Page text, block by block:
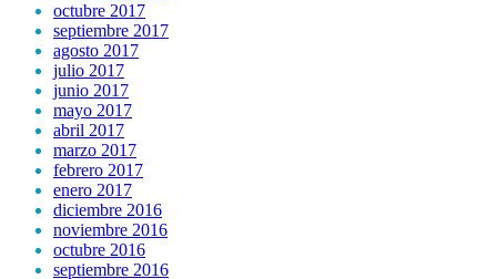
octubre 2017
septiembre 2017
agosto 2017
julio 2017
junio 2017
mayo 2017
abril 2017
marzo 2017
febrero 2017
enero 2017
diciembre 2016
noviembre 2016
octubre 2016
septiembre 2016